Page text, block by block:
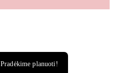
Pradėkime planuoti!